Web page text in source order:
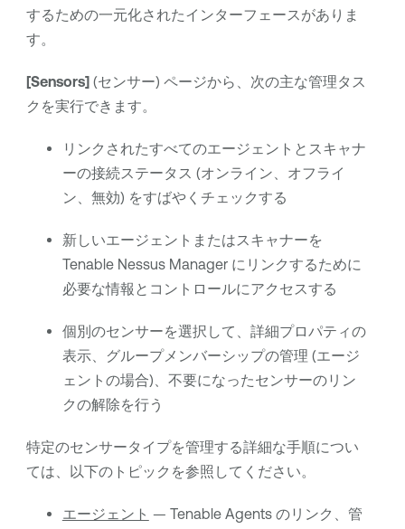
するための一元化されたインターフェースがありま
す。
[Sensors](センサー) ページから、次の主な管理タス
クを実行できます。
リンクされたすべてのエージェントとスキャナ
ーの接続ステータス (オンライン、オフライ
ン、無効) をすばやくチェックする
新しいエージェントまたはスキャナーを
Tenable Nessus Managerにリンクするために
必要な情報とコントロールにアクセスする
個別のセンサーを選択して、詳細プロパティの
表示、グループメンバーシップの管理 (エージ
ェントの場合)、不要になったセンサーのリン
クの解除を行う
特定のセンサータイプを管理する詳細な手順につい
ては、以下のトピックを参照してください。
エージェント — Tenable Agentsのリンク、管